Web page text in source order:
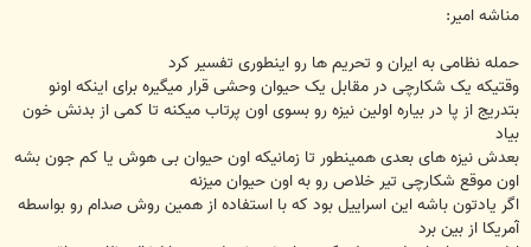
مناشه امیر:
حمله نظامی به ایران و تحریم ها رو اینطوری تفسیر کرد
وقتیکه یک شکارچی در مقابل یک حیوان وحشی قرار میگیره برای اینکه اونو
بتدریج از پا در بیاره اولین نیزه رو بسوی اون پرتاب میکنه تا کمی از بدنش خون
بیاد
بعدش نیزه های بعدی همینطور تا زمانیکه اون حیوان بی هوش یا کم جون بشه
اون موقع شکارچی تیر خلاص رو به اون حیوان میزنه
اگر یادتون باشه این اسراییل بود که با استفاده از همین روش صدام رو بواسطه
آمریکا از بین برد